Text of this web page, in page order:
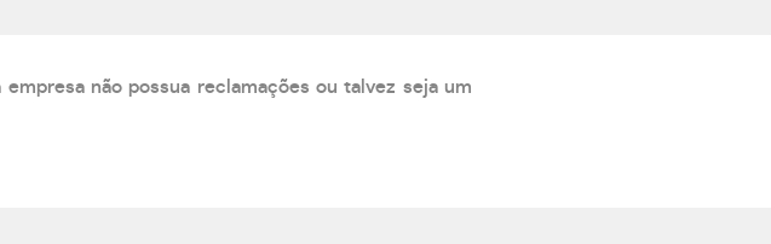
não possua reclamações ou talvez seja um